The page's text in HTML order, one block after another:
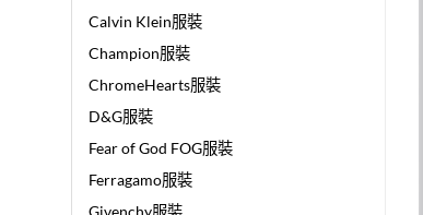
Calvin Klein服裝
Champion服裝
ChromeHearts服裝
D&G服裝
Fear of God FOG服裝
Ferragamo服裝
Givenchy服裝